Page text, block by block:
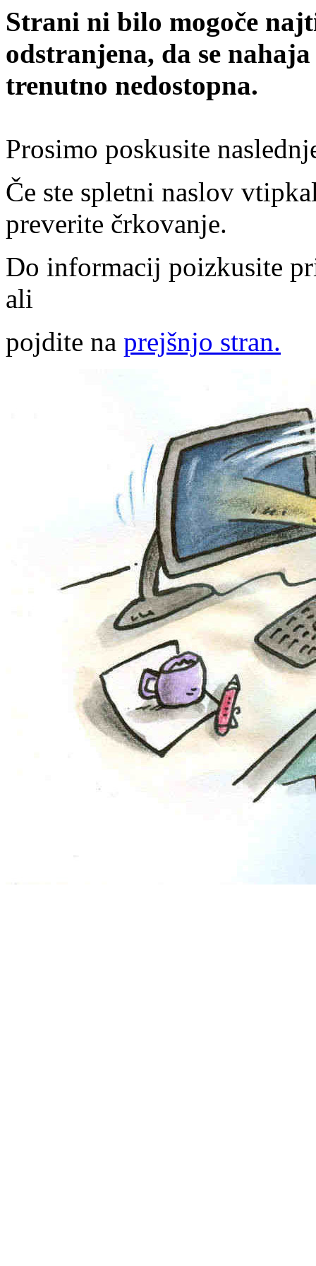
Strani ni bilo mogoče
odstranjena, da se
trenutno nedostopna.
Prosimo poskusite
Če ste spletni naslov
preverite črkovanje.
Do informacij poizkusite
ali
pojdite na prejšnjo stran.